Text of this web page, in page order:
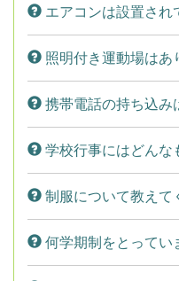
エアコンは設置され
照明付き運動場はあ
携帯電話の持ち込み
学校行事にはどんな
制服について教えて
何学期制をとってい